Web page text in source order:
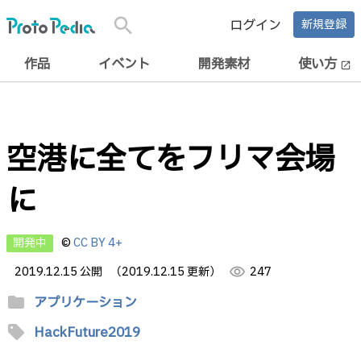
search ログイン 新規登録
作品 イベント 開発素材 使い方 open_in_new
空港に全てをフリマ会場
に
開発中 ©CC BY 4+
2019.12.15 公開
（2019.12.15 更新） visibility 247
folder アプリケーション
sell HackFuture2019